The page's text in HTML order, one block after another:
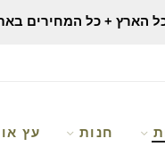
הארץ + כל המחירים
חנות עץ